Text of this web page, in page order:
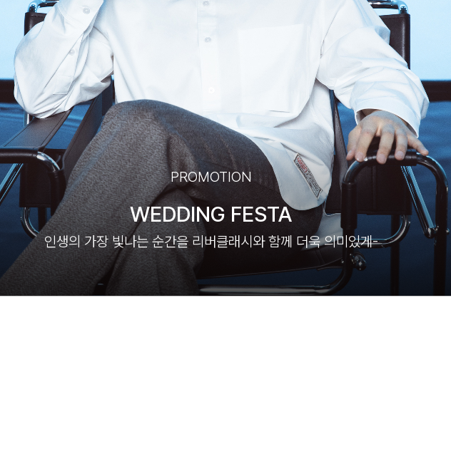
PROMOTION
WEDDING FESTA
인생의 가장 빛나는 순간을 리버클래시와 함께 더욱 의미있게-